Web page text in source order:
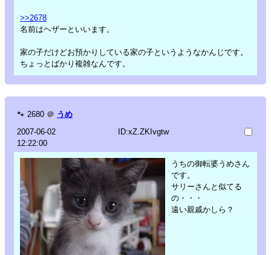
>>2678
名前はヘザーといいます。
家の子だけどお預かりしている家の子というようなかんじです。
ちょっとばかり複雑なんです。
🐾 2680 ＠ うめ
2007-06-02
12:22:00
ID:xZ.ZKIvgtw
うちの御転婆うめさん
です。
サリーさんと似てる
の・・・
遠い親戚かしら？